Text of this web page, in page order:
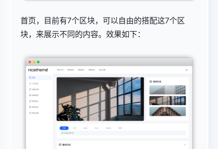
首页，目前有7个区块，可以自由的搭配这7个区
块，来展示不同的内容。效果如下：